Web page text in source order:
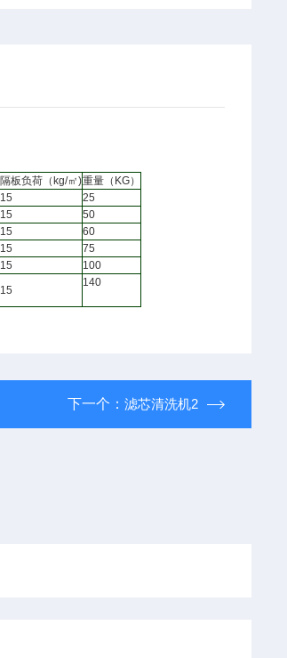
隔板负荷（kg/㎡)重量（KG）
15
25
15
50
15
60
15
75
15
100
15
140
下一个： 滤芯清洗机2